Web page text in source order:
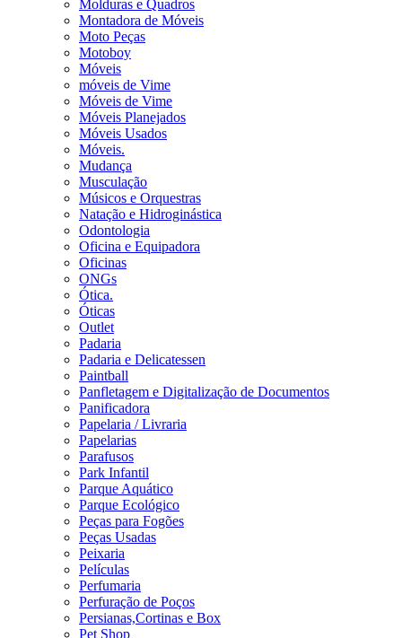
Molduras e Quadros
Montadora de Móveis
Moto Peças
Motoboy
Móveis
móveis de Vime
Móveis de Vime
Móveis Planejados
Móveis Usados
Móveis.
Mudança
Musculação
Músicos e Orquestras
Natação e Hidroginástica
Odontologia
Oficina e Equipadora
Oficinas
ONGs
Ótica.
Óticas
Outlet
Padaria
Padaria e Delicatessen
Paintball
Panfletagem e Digitalização de Documentos
Panificadora
Papelaria / Livraria
Papelarias
Parafusos
Park Infantil
Parque Aquático
Parque Ecológico
Peças para Fogões
Peças Usadas
Peixaria
Películas
Perfumaria
Perfuração de Poços
Persianas,Cortinas e Box
Pet Shop